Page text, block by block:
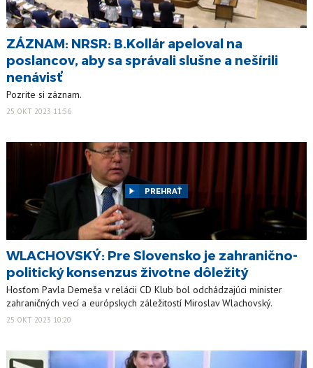
ZÁZNAM: NRSR: B.Kollár apeloval na
poslancov, aby sa správali slušne a nešírili
nenávisť
Pozrite si záznam.
25 OKT 2023 11:56
PREHRAŤ
WLACHOVSKÝ: Pre Slovensko je zahranično-
politický konsenzus životne dôležitý
Hosťom Pavla Demeša v relácii CD Klub bol odchádzajúci minister
zahraničných vecí a európskych záležitostí Miroslav Wlachovský.
25 OKT 2023 10:20